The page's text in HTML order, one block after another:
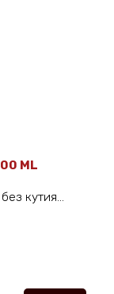
ML
кутия...